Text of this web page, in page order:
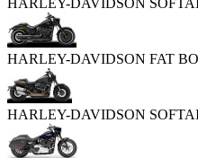
HARLEY-DAVIDSON
HARLEY-DAVIDSON FAT
HARLEY-DAVIDSON